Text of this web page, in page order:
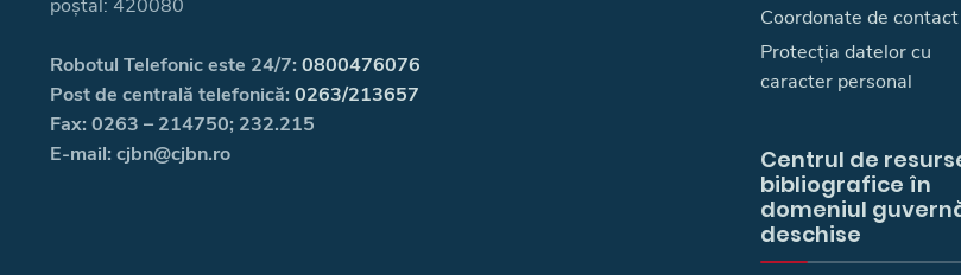
poștal: 420080
Robotul Telefonic este 24/7: 0800476076
Post de centrală telefonică: 0263/213657
Fax: 0263 – 214750; 232.215
E-mail: cjbn@cjbn.ro
Coordonate de contact
Protecția datelor cu
caracter personal
Centrul de
bibliografice în
domeniul
deschise